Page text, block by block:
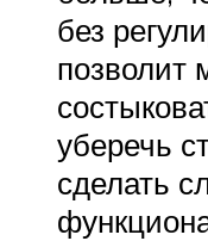
без
позволит
уберечь
сделать